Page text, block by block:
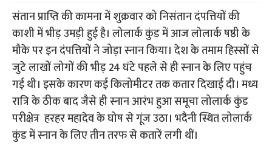
संतान प्राप्ति की कामना में शुक्रवार को निसंतान दंपत्तियों की
काशी में भीड़ उमड़ी हुई है। लोलार्क कुंड में आज लोलार्क षष्ठी के
मौके पर इन दंपत्तियों ने जोड़ा स्नान किया। देश के तमाम हिस्सों से
जुटे लाखों लोगों की भीड़ 24 घंटे पहले से ही स्नान के लिए पहुंच
गई थी। इसके कारण कई किलोमीटर तक कतार दिखाई दी। मध्य
रात्रि के ठीक बाद जैसे ही स्नान आरंभ हुआ समूचा लोलार्क कुंड
परीक्षेत्र हरहर महादेव के घोष से गूंज उठा। भदैनी स्थित लोलार्क
कुंड में स्नान के लिए तीन तरफ से कतारें लगी थीं।